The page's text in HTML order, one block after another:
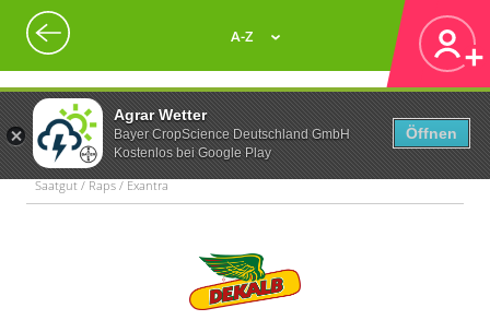
Agrar Wetter
Bayer CropScience Deutschland GmbH
Kostenlos bei Google Play
Öffnen
A-Z
Saatgut / Raps / Exantra